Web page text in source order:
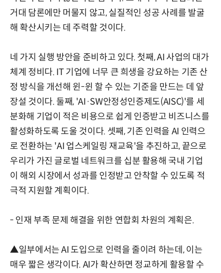
거대 담론에만 머물지 않고, 실질적인 성공 사례를 발굴
해 확산시키는 데 주력할 것이다.
네 가지 실행 방안을 준비하고 있다. 첫째, AI 사업의 대가
체계 정비다. IT 기업에 너무 큰 희생을 강요하는 기존 산
정 방식을 개선해 윈-윈 할 수 있는 기준을 만드는 데 앞
장설 것이다. 둘째, 'AI·SW안정성인증제도(AISC)'를 세
분화해 기업이 적은 비용으로 쉽게 인증받고 비즈니스를
활성화하도록 도울 것이다. 셋째, 기존 인력을 AI 인력으
로 전환하는 'AI 업스케일링 재교육'을 추진하고, 끝으로
우리가 가진 글로벌 네트워크를 십분 활용해 국내 기업
이 해외 시장에서 성과를 인정받고 안착할 수 있도록 적
극적 지원할 계획이다.
- 인재 부족 문제 해결을 위한 연합회 차원의 계획은.
▲일부에서는 AI 도입으로 인력을 줄이려 하는데, 이는
매우 짧은 생각이다. AI가 확산하면 정교하게 활용할 수